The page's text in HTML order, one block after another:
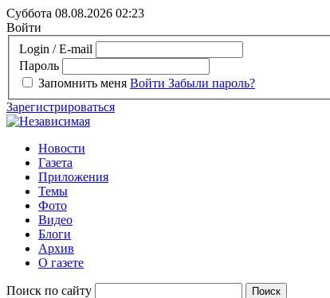
Суббота 08.08.2026 02:23
Войти
Login / E-mail
Пароль
Запомнить меня Войти Забыли пароль?
Зарегистрироваться
Новости
Газета
Приложения
Темы
Фото
Видео
Блоги
Архив
О газете
Поиск по сайту